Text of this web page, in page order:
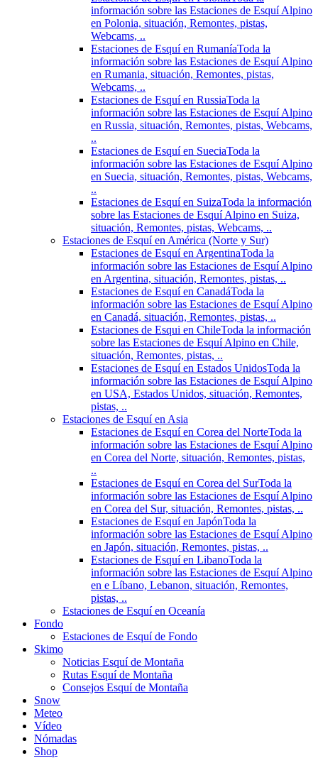
información sobre las Estaciones de Esquí Alpino
en Polonia, situación, Remontes, pistas,
Webcams, ..
Estaciones de Esquí en RumaníaToda la
información sobre las Estaciones de Esquí Alpino
en Rumania, situación, Remontes, pistas,
Webcams, ..
Estaciones de Esquí en RussiaToda la
información sobre las Estaciones de Esquí Alpino
en Russia, situación, Remontes, pistas, Webcams,
..
Estaciones de Esquí en SueciaToda la
información sobre las Estaciones de Esquí Alpino
en Suecia, situación, Remontes, pistas, Webcams,
..
Estaciones de Esquí en SuizaToda la información
sobre las Estaciones de Esquí Alpino en Suiza,
situación, Remontes, pistas, Webcams, ..
Estaciones de Esquí en América (Norte y Sur)
Estaciones de Esquí en ArgentinaToda la
información sobre las Estaciones de Esquí Alpino
en Argentina, situación, Remontes, pistas, ..
Estaciones de Esquí en CanadáToda la
información sobre las Estaciones de Esquí Alpino
en Canadá, situación, Remontes, pistas, ..
Estaciones de Esqui en ChileToda la información
sobre las Estaciones de Esquí Alpino en Chile,
situación, Remontes, pistas, ..
Estaciones de Esquí en Estados UnidosToda la
información sobre las Estaciones de Esquí Alpino
en USA, Estados Unidos, situación, Remontes,
pistas, ..
Estaciones de Esquí en Asia
Estaciones de Esquí en Corea del NorteToda la
información sobre las Estaciones de Esquí Alpino
en Corea del Norte, situación, Remontes, pistas,
..
Estaciones de Esquí en Corea del SurToda la
información sobre las Estaciones de Esquí Alpino
en Corea del Sur, situación, Remontes, pistas, ..
Estaciones de Esquí en JapónToda la
información sobre las Estaciones de Esquí Alpino
en Japón, situación, Remontes, pistas, ..
Estaciones de Esquí en LibanoToda la
información sobre las Estaciones de Esquí Alpino
en e Líbano, Lebanon, situación, Remontes,
pistas, ..
Estaciones de Esquí en Oceanía
Fondo
Estaciones de Esquí de Fondo
Skimo
Noticias Esquí de Montaña
Rutas Esquí de Montaña
Consejos Esquí de Montaña
Snow
Meteo
Vídeo
Nómadas
Shop